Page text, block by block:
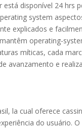
disponível 24 hrs
system
explicados e
mantêm operating-
míticas, cada
avanzamento e
la cual oferece
do usuário. O